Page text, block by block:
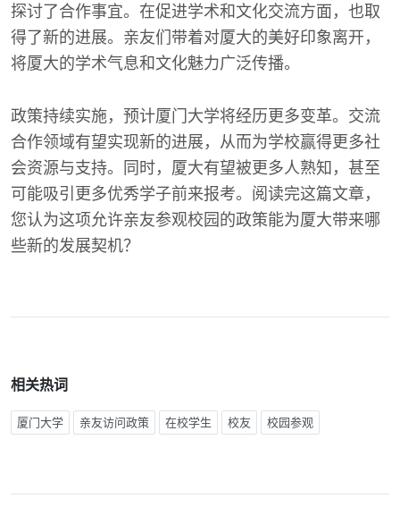
探讨了合作事宜。在促进学术和文化交流方面，也取
得了新的进展。亲友们带着对厦大的美好印象离开，
将厦大的学术气息和文化魅力广泛传播。
政策持续实施，预计厦门大学将经历更多变革。交流
合作领域有望实现新的进展，从而为学校赢得更多社
会资源与支持。同时，厦大有望被更多人熟知，甚至
可能吸引更多优秀学子前来报考。阅读完这篇文章，
您认为这项允许亲友参观校园的政策能为厦大带来哪
些新的发展契机？
相关热词
厦门大学 亲友访问政策 在校学生 校友 校园参观